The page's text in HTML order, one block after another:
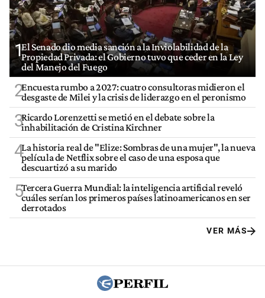
1El Senado dio media sanción a la Inviolabilidad de la
Propiedad Privada: el Gobierno tuvo que ceder en la Ley
del Manejo del Fuego
2Encuesta rumbo a 2027: cuatro consultoras midieron el
desgaste de Milei y la crisis de liderazgo en el peronismo
3Ricardo Lorenzetti se metió en el debate sobre la
inhabilitación de Cristina Kirchner
4La historia real de "Elize: Sombras de una mujer", la nueva
película de Netflix sobre el caso de una esposa que
descuartizó a su marido
5Tercera Guerra Mundial: la inteligencia artificial reveló
cuáles serían los primeros países latinoamericanos en ser
derrotados
VER MÁS